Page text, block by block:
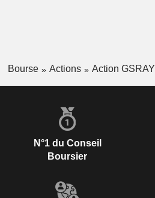
Bourse Actions Action GSRAY
N°1 du Conseil
Boursier